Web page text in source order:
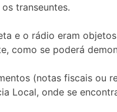
transeuntes.
e o rádio eram
como se poderá
(notas fiscais
Local, onde se